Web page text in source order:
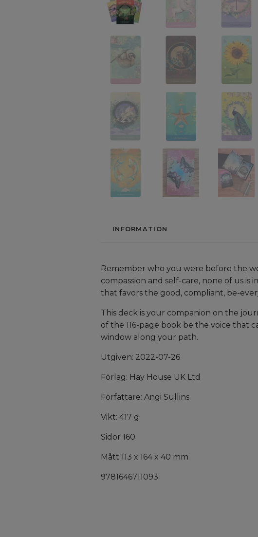
INFORMATION
Remember who you were before the
compassion and self-care, none of us is
that favors the good, compliant, be-
This deck is your companion on the
of the 116-page book be the voice that
window along your path.
Utgiven: 2022-07-26
Förlag: Hay House UK Ltd
Författare: Angi Sullins
Vikt: 417 g
Sidor 160
Mått 113 x 164 x 40 mm
9781646711093